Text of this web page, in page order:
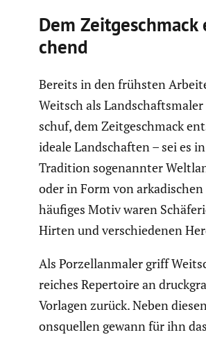
Dem
chend
Bereits in den frühsten
Weitsch als
schuf, dem Zeitge­schmack
ideale Landschaften – sei es
Tradition sogenannter
oder in Form von arkadi­schen
häufiges Motiv waren
Hirten und verschie­denen
Als Porzel­lan­maler griff
reiches Reper­toire an
Vorlagen zurück. Neben
ons­quellen gewann für ihn